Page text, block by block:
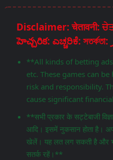
Disclaimer: चेतावनी:
**All kinds of betting
etc. These games can
risk and responsibility.
cause significant
**सभी प्रकार के सट्टेबाजी
आदि। इसमें नुकसान होता है।
खेलें। यह लत लग सकती है और
सतर्क रहें।**